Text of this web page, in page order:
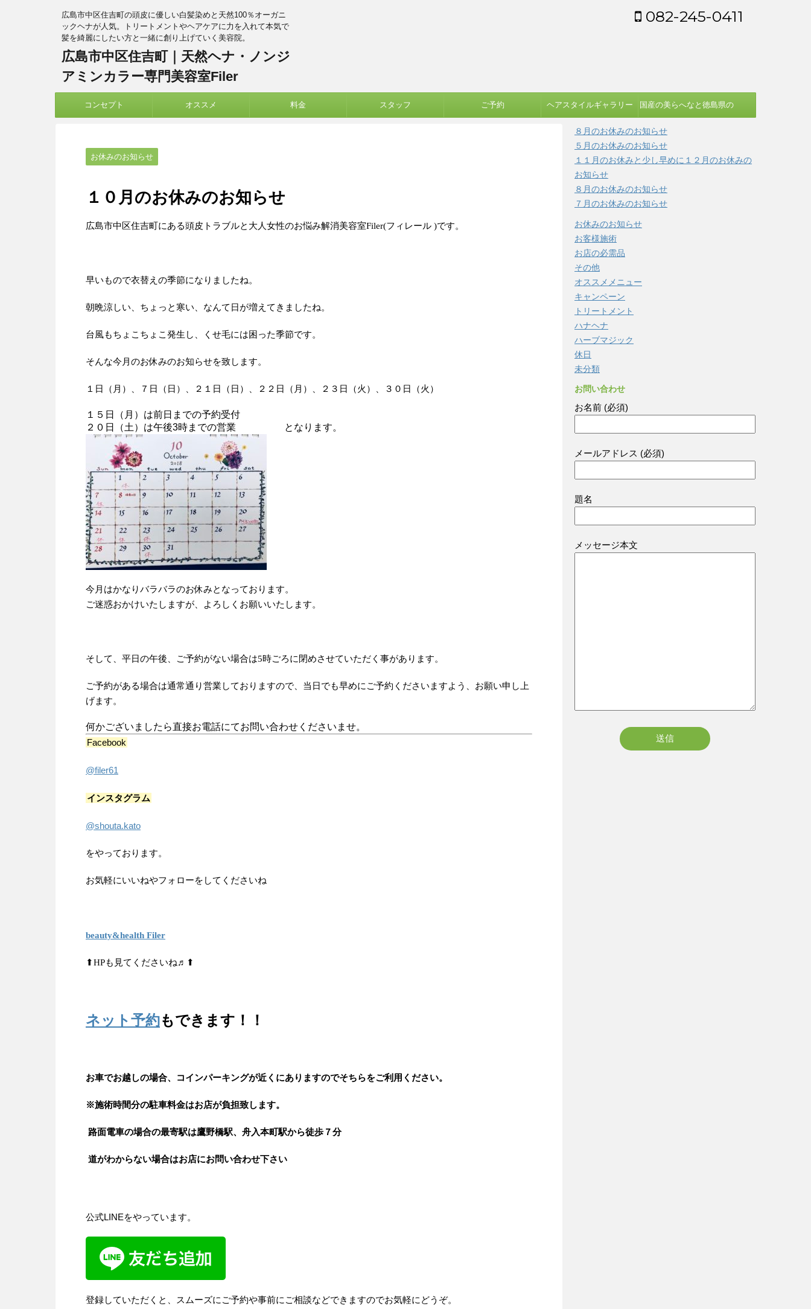
広島市中区住吉町の頭皮に優しい白髪染めと天然100％オーガニ
ックヘナが人気。トリートメントやヘアケアに力を入れて本気で
髪を綺麗にしたい方と一緒に創り上げていく美容院。
広島市中区住吉町｜天然ヘナ・ノンジ
アミンカラー専門美容室Filer
082-245-0411
コンセプト オススメ 料金 スタッフ ご予約 ヘアスタイルギャラリー 国産の美らへなと徳島県の
蓼藍を使う染め方
お休みのお知らせ
１０月のお休みのお知らせ
広島市中区住吉町にある頭皮トラブルと大人女性のお悩み解消美容室Filer(フィレール )です。
早いもので衣替えの季節になりましたね。
朝晩涼しい、ちょっと寒い、なんて日が増えてきましたね。
台風もちょこちょこ発生し、くせ毛には困った季節です。
そんな今月のお休みのお知らせを致します。
１日（月）、７日（日）、２１日（日）、２２日（月）、２３日（火）、３０日（火）
１５日（月）は前日までの予約受付
２０日（土）は午後3時までの営業 となります。
今月はかなりバラバラのお休みとなっております。
ご迷惑おかけいたしますが、よろしくお願いいたします。
そして、平日の午後、ご予約がない場合は5時ごろに閉めさせていただく事があります。
ご予約がある場合は通常通り営業しておりますので、当日でも早めにご予約くださいますよう、お願い申し上
げます。
何かございましたら直接お電話にてお問い合わせくださいませ。
Facebook
@filer61
インスタグラム
@shouta.kato
をやっております。
お気軽にいいねやフォローをしてくださいね
beauty&health Filer
⬆HPも見てくださいね♬⬆
ネット予約もできます！！
お車でお越しの場合、コインパーキングが近くにありますのでそちらをご利用ください。
※施術時間分の駐車料金はお店が負担致します。
路面電車の場合の最寄駅は鷹野橋駅、舟入本町駅から徒歩７分
道がわからない場合はお店にお問い合わせ下さい
公式LINEをやっています。
登録していただくと、スムーズにご予約や事前にご相談などできますのでお気軽にどうぞ。
８月のお休みのお知らせ
５月のお休みのお知らせ
１１月のお休みと少し早めに１２月のお休みの
お知らせ
８月のお休みのお知らせ
７月のお休みのお知らせ
お休みのお知らせ
お客様施術
お店の必需品
その他
オススメメニュー
キャンペーン
トリートメント
ハナヘナ
ハーブマジック
休日
未分類
お問い合わせ
お名前 (必須)
メールアドレス (必須)
題名
メッセージ本文